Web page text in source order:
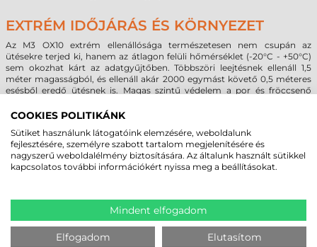
EXTRÉM IDŐJÁRÁS ÉS KÖRNYEZET
Az M3 OX10 extrém ellenállósága természetesen nem csupán az
ütésekre terjed ki, hanem az átlagon felüli hőmérséklet (-20°C - +50°C)
sem okozhat kárt az adatgyűjtőben. Többszöri leejtésnek ellenáll 1,5
méter magasságból, és ellenáll akár 2000 egymást követő 0,5 méteres
esésből eredő ütésnek is. Magas szintű védelem a por és fröccsenő
MEGBÍZHAT BENNÜNK! ISMERJE MEG
VÁSÁRLÓINK VÉLEMÉNYÉT
KÖVESSE BE YOUTUBE CSATORNÁNKAT!
LEGUTÓBB MEGTEKINTETT TERMÉKEK
COOKIES POLITIKÁNK
Sütiket használunk látogatóink elemzésére, weboldalunk
fejlesztésére, személyre szabott tartalom megjelenítésére és
nagyszerű weboldalélmény biztosítására. Az általunk használt sütikkel
kapcsolatos további információkért nyissa meg a beállításokat.
Mindent elfogadom
Elfogadom Elutasítom